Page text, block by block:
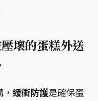
壞的蛋糕外送
緩衝防護是確保蛋